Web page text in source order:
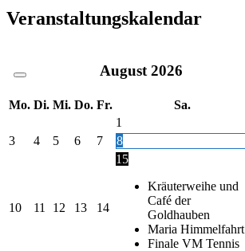
Veranstaltungskalendar
August 2026
Mo. Di. Mi. Do. Fr. Sa.
1
3
4 5 6 7 8
10 11 12 13 14
15
Kräuterweihe und
Café der
Goldhauben
Maria Himmelfahrt
Finale VM Tennis